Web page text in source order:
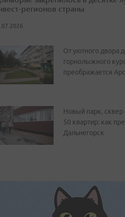
регионов страны
От уютного двора
горнолыжного
преображается
Новый парк, сквер
50 квартир: как
Дальнегорск